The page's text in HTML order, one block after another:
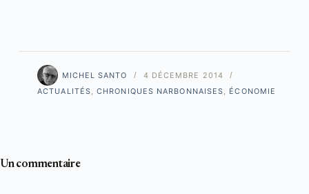
MICHEL SANTO
4 DÉCEMBRE 2014
ACTUALITÉS,CHRONIQUES NARBONNAISES, ÉCONOMIE
Un commentaire